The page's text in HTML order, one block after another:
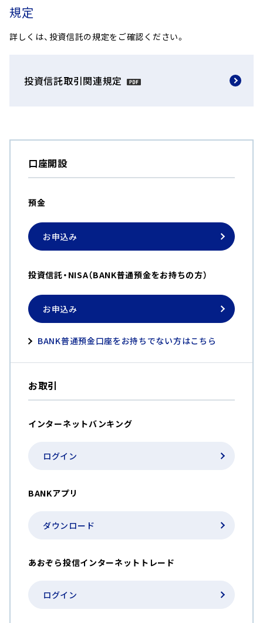
規定
詳しくは、投資信託の規定をご確認ください。
投資信託取引関連規定
口座開設
預金
お申込み
投資信託・NISA（BANK普通預金をお持ちの方）
お申込み
BANK普通預金口座をお持ちでない方はこちら
お取引
インターネットバンキング
ログイン
BANKアプリ
ダウンロード
あおぞら投信インターネットトレード
ログイン